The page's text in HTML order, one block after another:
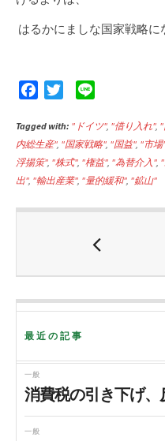
はるかにましな国家戦略に
c
e
b
o
o
i
t
t
e
r
n
e
Tagged with: "ドイツ", "借り入れ",
内総生産", "国家戦略", "国益", "市場"
浮揚策", "株式", "権益", "為替介入",
出", "輸出産業", "量的緩和", "鉱山"
最近の記事
一般
消費税の引き下げ、
一般